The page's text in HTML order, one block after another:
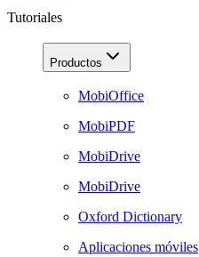
Tutoriales
Productos
MobiOffice
MobiPDF
MobiDrive
MobiDrive
Oxford Dictionary
Aplicaciones móviles